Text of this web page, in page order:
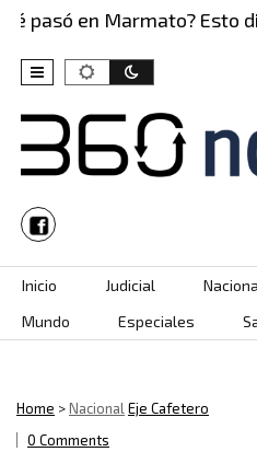
pasó en Marmato? Esto
Skip to content
Inicio Judicial
Mundo
Especiales
Home >NacionalEje Cafetero
0 Comments